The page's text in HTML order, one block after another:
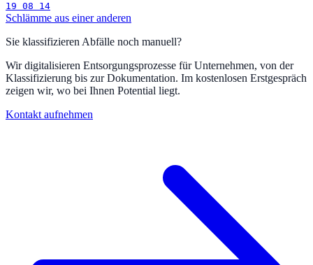
19 08 14
Schlämme aus einer anderen
Sie klassifizieren Abfälle noch manuell?
Wir digitalisieren Entsorgungsprozesse für Unternehmen, von der
Klassifizierung bis zur Dokumentation. Im kostenlosen Erstgespräch
zeigen wir, wo bei Ihnen Potential liegt.
Kontakt aufnehmen